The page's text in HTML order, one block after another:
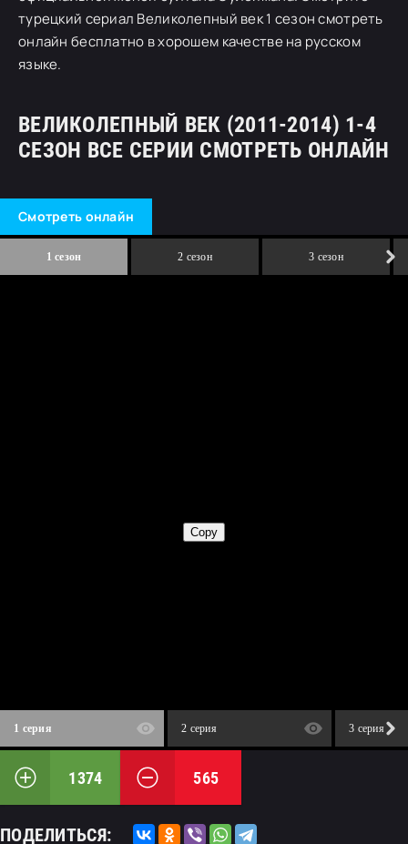
турецкий сериал Великолепный век 1 сезон смотреть
онлайн бесплатно в хорошем качестве на русском
языке.
ВЕЛИКОЛЕПНЫЙ ВЕК (2011-2014) 1-4
СЕЗОН ВСЕ СЕРИИ СМОТРЕТЬ ОНЛАЙН
Смотреть онлайн
1 сезон 2 сезон 3 сезон
1 серия 2 серия 3 серия
1374 565
ПОДЕЛИТЬСЯ: